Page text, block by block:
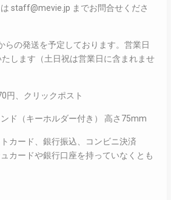
staff@mevie.jp までお問合せくださ
らの発送を予定しております。営業日
します（土日祝は営業日に含まれませ
円、クリックポスト
ンド（キーホルダー付き） 高さ75mm
カード、銀行振込、コンビニ決済
カードや銀行口座を持っていなくとも